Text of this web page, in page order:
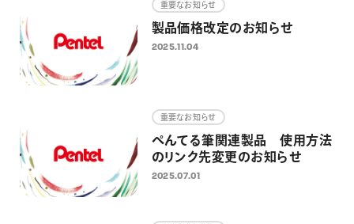
重要なお知らせ
製品価格改定のお知らせ
2025.11.04
重要なお知らせ
ぺんてる筆関連製品 使用方法
のリンク先変更のお知らせ
2025.07.01